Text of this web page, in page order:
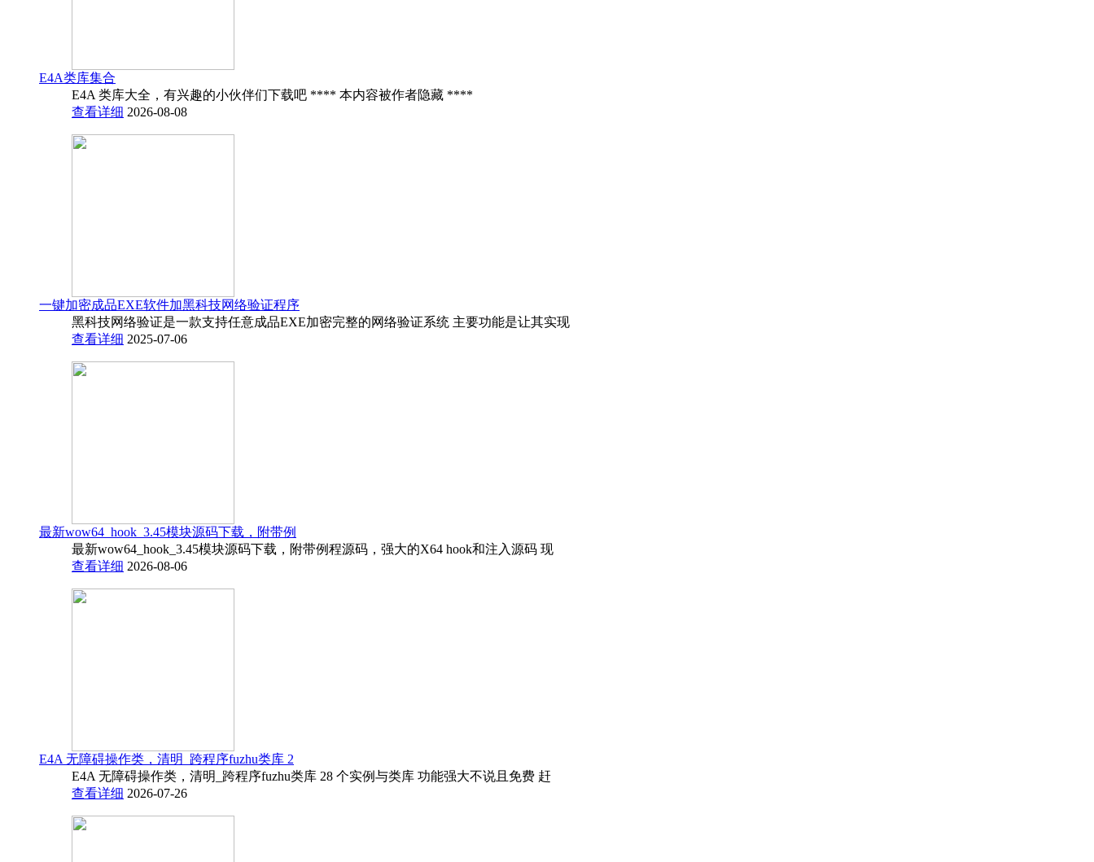
E4A类库集合
E4A 类库大全，有兴趣的小伙伴们下载吧 **** 本内容被作者隐藏 ****
查看详细 2026-08-08
一键加密成品EXE软件加黑科技网络验证程序
黑科技网络验证是一款支持任意成品EXE加密完整的网络验证系统 主要功能是让其实现
查看详细 2025-07-06
最新wow64_hook_3.45模块源码下载，附带例
最新wow64_hook_3.45模块源码下载，附带例程源码，强大的X64 hook和注入源码 现
查看详细 2026-08-06
E4A 无障碍操作类，清明_跨程序fuzhu类库 2
E4A 无障碍操作类，清明_跨程序fuzhu类库 28 个实例与类库 功能强大不说且免费 赶
查看详细 2026-07-26